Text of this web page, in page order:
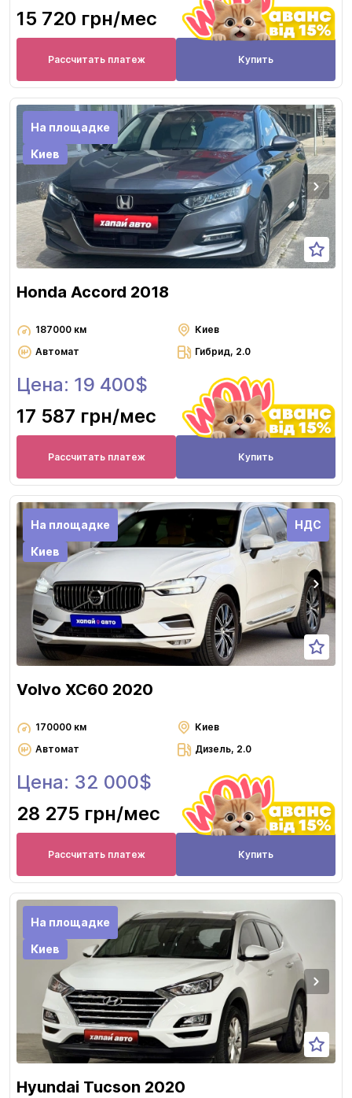
15 720 грн/мес
Рассчитать платеж Купить
На площадке
Киев
Honda Accord 2018
187000 км
Киев
Автомат
Гибрид, 2.0
Цена: 19 400$
17 587 грн/мес
Рассчитать платеж Купить
На площадке
Киев
НДС
Volvo XC60 2020
170000 км
Киев
Автомат
Дизель, 2.0
Цена: 32 000$
28 275 грн/мес
Рассчитать платеж Купить
На площадке
Киев
Hyundai Tucson 2020